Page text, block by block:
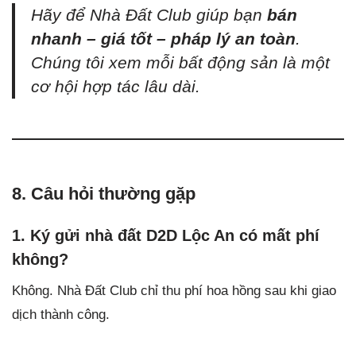
Hãy để Nhà Đất Club giúp bạn bán
nhanh – giá tốt – pháp lý an toàn.
Chúng tôi xem mỗi bất động sản là một
cơ hội hợp tác lâu dài.
8. Câu hỏi thường gặp
1. Ký gửi nhà đất D2D Lộc An có mất phí
không?
Không. Nhà Đất Club chỉ thu phí hoa hồng sau khi giao
dịch thành công.